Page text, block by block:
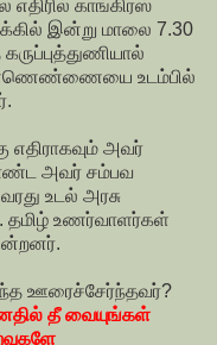
எதிரில் காங்கிரஸ்
இன்று மாலை 7.30
உடம்பில்
எதிராகவும் அவர்
அவர் சம்பவ
உடல் அரசு
தமிழ் உணர்வாளர்கள்
ஊரைச்சேர்ந்தவர்?
தீ வையுங்கள்